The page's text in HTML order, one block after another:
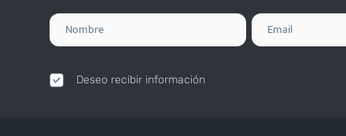
Deseo recibir información